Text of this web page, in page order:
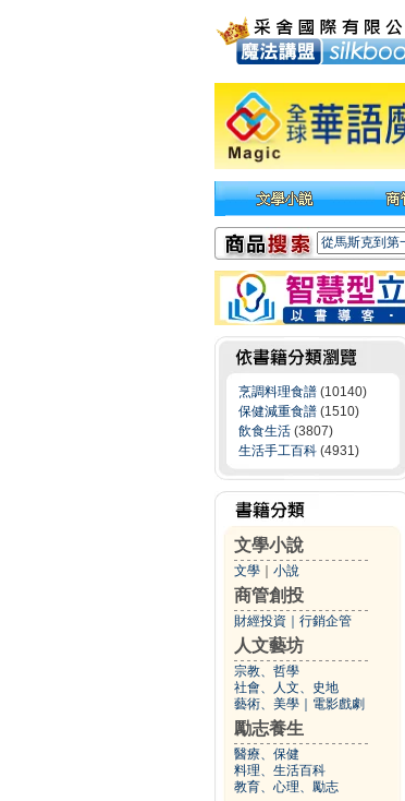
烹調料理食譜 (10140)
保健減重食譜 (1510)
飲食生活 (3807)
生活手工百科 (4931)
文學小說
文學 小說
商管創投
財經投資 行銷企管
人文藝坊
宗教、哲學
社會、人文、史地
藝術、美學
電影戲劇
勵志養生
醫療、保健
料理、生活百科
教育、心理、勵志